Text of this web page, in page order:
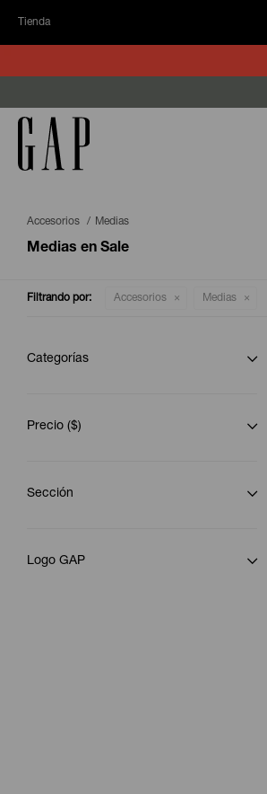
Tienda
Accesorios Medias
Medias en Sale
Filtrando por: Accesorios Medias
Categorías
Precio ($)
Sección
Logo GAP